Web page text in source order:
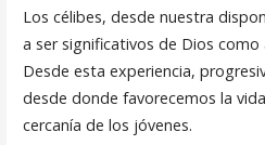
Los célibes, desde nuestra
a ser significativos de Dios
Desde esta experiencia,
desde donde favorecemos la
cercanía de los jóvenes.